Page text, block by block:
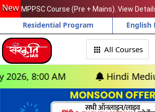
New MPPSC Course (Pre + Mains). View
Residential Program English
All Courses
AM Hindi Medium: (Delhi)